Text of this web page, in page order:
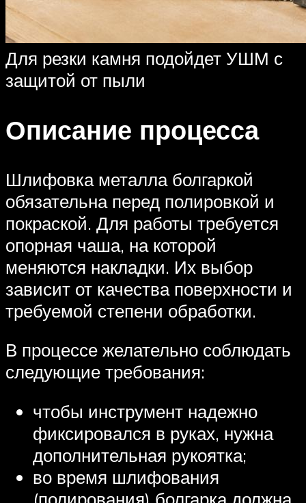
Для резки камня подойдет УШМ с
защитой от пыли
Описание процесса
Шлифовка металла болгаркой
обязательна перед полировкой и
покраской. Для работы требуется
опорная чаша, на которой
меняются накладки. Их выбор
зависит от качества поверхности и
требуемой степени обработки.
В процессе желательно соблюдать
следующие требования:
чтобы инструмент надежно
фиксировался в руках, нужна
дополнительная рукоятка;
во время шлифования